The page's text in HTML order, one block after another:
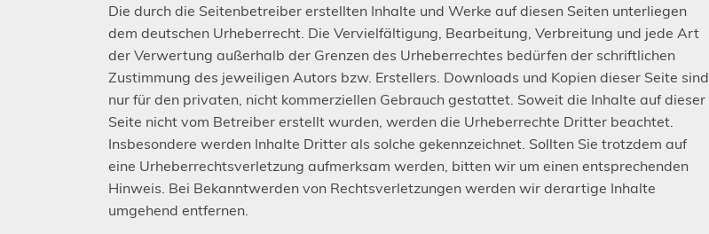
Die durch die Seitenbetreiber erstellten Inhalte und Werke auf diesen Seiten unterliegen
dem deutschen Urheberrecht. Die Vervielfältigung, Bearbeitung, Verbreitung und jede Art
der Verwertung außerhalb der Grenzen des Urheberrechtes bedürfen der schriftlichen
Zustimmung des jeweiligen Autors bzw. Erstellers. Downloads und Kopien dieser Seite sind
nur für den privaten, nicht kommerziellen Gebrauch gestattet. Soweit die Inhalte auf dieser
Seite nicht vom Betreiber erstellt wurden, werden die Urheberrechte Dritter beachtet.
Insbesondere werden Inhalte Dritter als solche gekennzeichnet. Sollten Sie trotzdem auf
eine Urheberrechtsverletzung aufmerksam werden, bitten wir um einen entsprechenden
Hinweis. Bei Bekanntwerden von Rechtsverletzungen werden wir derartige Inhalte
umgehend entfernen.